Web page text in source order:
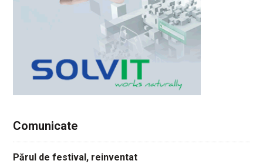
Comunicate
Părul de festival, reinventat